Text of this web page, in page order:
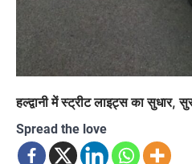
हल्द्वानी में स्ट्रीट लाइट्स का सुधार,
Spread the love